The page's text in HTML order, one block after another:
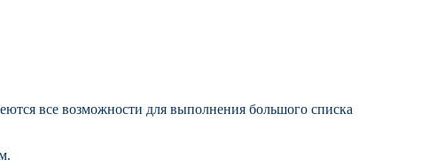
все возможности для выполнения большого списка